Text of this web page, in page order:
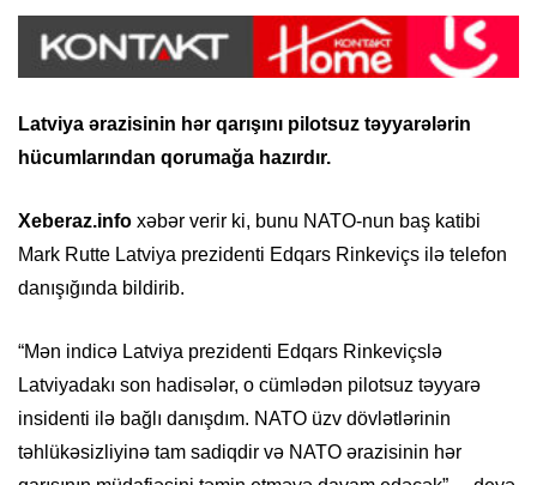
Latviya ərazisinin hər qarışını pilotsuz təyyarələrin
hücumlarından qorumağa hazırdır.
Xeberaz.info xəbər verir ki, bunu NATO-nun baş katibi
Mark Rutte Latviya prezidenti Edqars Rinkeviçs ilə telefon
danışığında bildirib.
“Mən indicə Latviya prezidenti Edqars Rinkeviçslə
Latviyadakı son hadisələr, o cümlədən pilotsuz təyyarə
insidenti ilə bağlı danışdım. NATO üzv dövlətlərinin
təhlükəsizliyinə tam sadiqdir və NATO ərazisinin hər